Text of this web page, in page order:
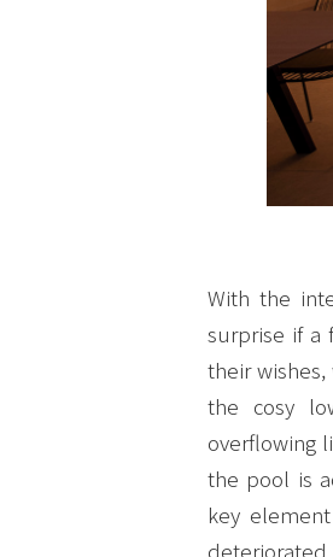
With the
surprise if a
their
the cosy
overflowing
the pool is
key